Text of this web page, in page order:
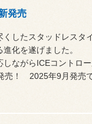
発売
したスタッドレスタ
化を遂げました。
しながらICEコントロ
売！ 2025年9月発売